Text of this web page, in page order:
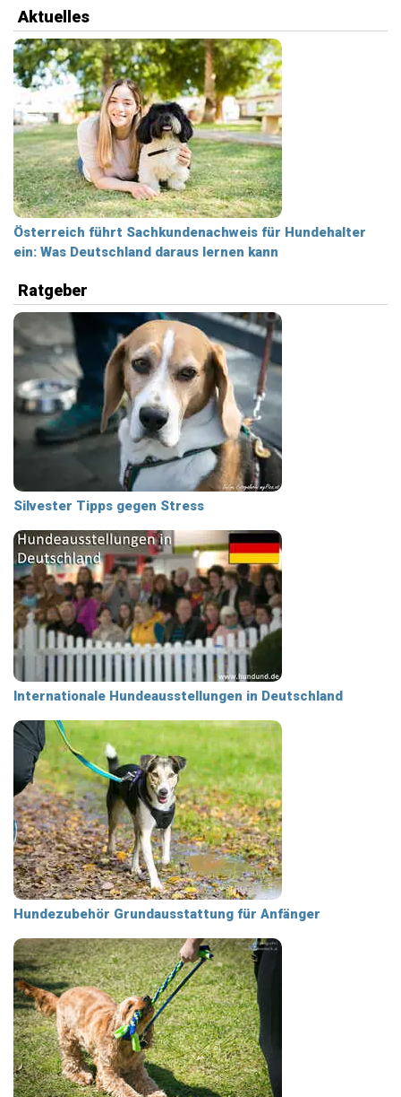
Aktuelles
Österreich führt Sachkundenachweis für Hundehalter
ein: Was Deutschland daraus lernen kann
Ratgeber
Silvester Tipps gegen Stress
Internationale Hundeausstellungen in Deutschland
Hundezubehör Grundausstattung für Anfänger